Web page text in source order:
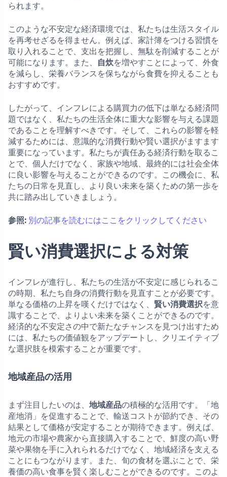
られます。
このような不安定な経済環境では、私たちは生活スタイル
を再考せざるを得ません。例えば、家計簿をつける習慣を
取り入れることで、支出を把握し、無駄を削減することが
可能になります。また、
自炊を増やすことによって、外食
を減らし、栄養バランスを保ちながら食費を抑えることも
おすすめです。
したがって、インフレによる購買力の低下は単なる経済問
題ではなく、私たちの生活全体に重大な影響を与える課題
であることを理解すべきです。そして、これらの影響を軽
減するためには、意識的な消費行動や賢い選択がますます
重要になっています。私たちが責任ある経済行動を取るこ
とで、個人だけでなく、家族や地域、最終的には社会全体
に良い影響を与えることができるのです。この機会に、私
たちの日常を見直し、より良い未来を築くための第一歩を
共に踏み出していきましょう。
参照: 別の記事を読むにはここをクリックしてください
賢い消費選択による対策
インフレが進行し、私たちの生活が不安定に感じられるこ
の時期、私たち自身の消費行動を見直すことが必要です。
単なる価格の上昇を嘆くだけではなく、 賢い消費選択を意
識することで、よりよい未来を築くことができるのです。
経済的な不安定さの中で新たなチャンスを見つけ出すため
には、私たちの価値観をアップデートし、クリエイティブ
な選択肢を模索することが重要です。
地域産品の活用
まず注目したいのは、 地域産品の積極的な活用です。「地
産地消」を促進することで、輸送コストが節約でき、その
結果として価格が安定することが期待できます。例えば、
地元の市場や農家から直接購入することで、鮮度の高い野
菜や果物を手に入れられるだけでなく、地域経済を支える
ことにもつながります。また、旬の食材を選ぶことで、栄
養価の高い食事を賢く楽しむことができるのです。このよ